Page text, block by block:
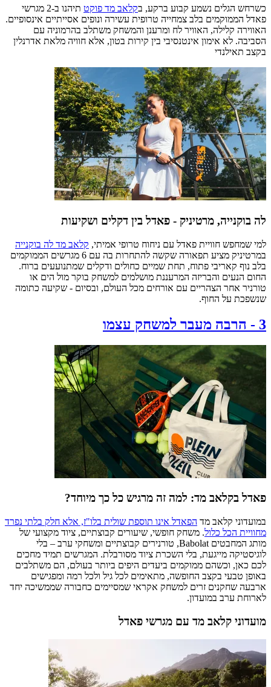
כשרחש הגלים נשמע קבוע ברקע, בקלאב מד פוקט
תיהנו ב-2 מגרשי
פאדל הממוקמים בלב צמחייה טרופית עשירה ונופים אסייתיים אינסופיים.
האווירה קלילה, האוויר לח ומרענן והמשחק משתלב בהרמוניה עם
הסביבה. לא אימון אינטנסיבי בין קירות בטון, אלא חוויה מלאת אדרנלין
בקצב תאילנדי
לה בוקנייה, מרטיניק - פאדל בין דקלים ושקיעות
למי שמחפש חוויית פאדל עם ניחוח טרופי אמיתי, קלאב מד לה בוקנייה
במרטיניק מציע תפאורה שקשה להתחרות בה עם 6 מגרשים הממוקמים
בלב נוף קאריבי פתוח, תחת שמיים כחולים ודקלים שמתנועעים ברוח.
החום הנעים והבריזה המרעננת מושלמים למשחק בוקר מול הים או
טורניר אחר הצהריים עם אורחים מכל העולם, ובסיום - שקיעה כתומה
שנשפכת על החוף.
3
- הרבה מעבר למשחק עצמו
פאדל בקלאב מד: למה זה מרגיש כל כך מיוחד?
במועדוני קלאב מד הפאדל אינו תוספת שולית בלו"ז, אלא חלק בלתי נפרד
מחוויית הכל כלול. משחק חופשי, שיעורים קבוצתיים, ציוד מקצועי של
מותג המחבטים Babolat, טורנירים קבוצתיים ומשחקי ערב – בלי
לוגיסטיקה מייגעת, בלי השכרת ציוד מסורבלת. המגרשים תמיד מחכים
לכם כאן, וכשהם ממוקמים ביעדים היפים ביותר בעולם, הם משתלבים
באופן טבעי בקצב החופשה, מתאימים לכל גיל ולכל רמה ומפגישים
ארבעה שחקנים זרים למשחק אקראי שמסיימים כחבורה שממשיכה יחד
לארוחת ערב במועדון.
מועדוני קלאב מד עם מגרשי פאדל